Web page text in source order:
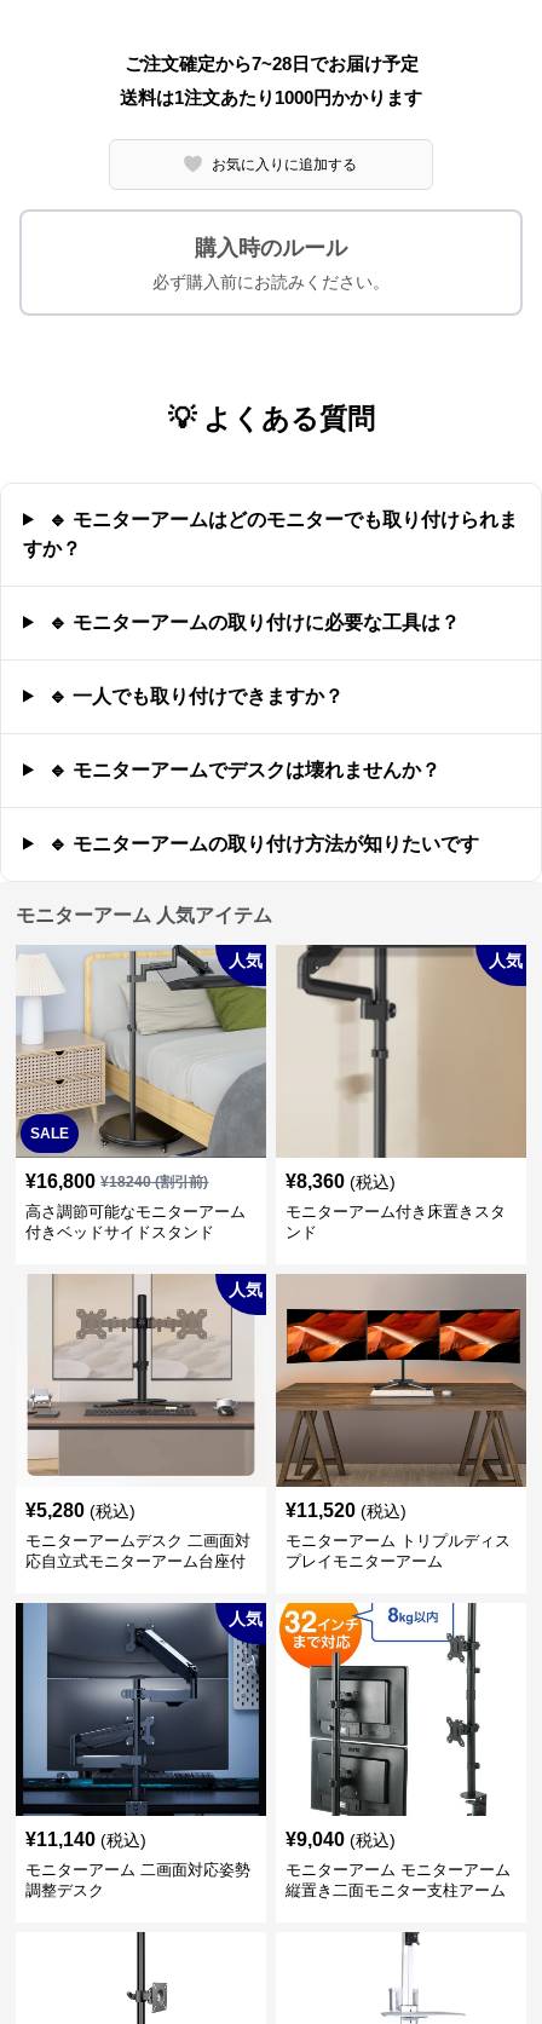
ご注文確定から7~28日でお届け予定
送料は1注文あたり 1000円かかります
お気に入りに追加する
購入時のルール
必ず購入前にお読みください。
💡 よくある質問
🔹 モニターアームはどのモニターでも取り付けられま
すか？
🔹 モニターアームの取り付けに必要な工具は？
🔹 一人でも取り付けできますか？
🔹 モニターアームでデスクは壊れませんか？
🔹 モニターアームの取り付け方法が知りたいです
モニターアーム 人気アイテム
SALE
人気
¥16,800 ¥18240(割引前)
高さ調節可能なモニターアーム
付きベッドサイドスタンド
人気
¥8,360 (税込)
モニターアーム付き床置きスタ
ンド
人気
¥5,280 (税込)
モニターアームデスク 二画面対
応自立式モニターアーム台座付
¥11,520 (税込)
モニターアーム トリプルディス
プレイモニターアーム
人気
¥11,140 (税込)
モニターアーム 二画面対応姿勢
調整デスク
¥9,040 (税込)
モニターアーム モニターアーム
縦置き二面モニター支柱アーム